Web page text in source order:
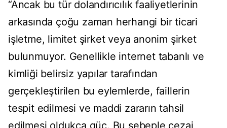
“Ancak bu tür dolandırıcılık faaliyetlerinin
arkasında çoğu zaman herhangi bir ticari
işletme, limitet şirket veya anonim şirket
bulunmuyor. Genellikle internet tabanlı ve
kimliği belirsiz yapılar tarafından
gerçekleştirilen bu eylemlerde, faillerin
tespit edilmesi ve maddi zararın tahsil